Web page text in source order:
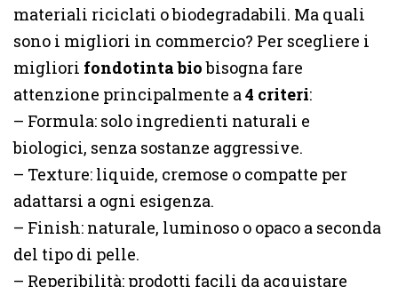
materiali riciclati o biodegradabili. Ma quali
sono i migliori in commercio? Per scegliere i
migliori fondotinta biobisogna fare
attenzione principalmente a4 criteri:
– Formula: solo ingredienti naturali e
biologici, senza sostanze aggressive.
– Texture: liquide, cremose o compatte per
adattarsi a ogni esigenza.
– Finish: naturale, luminoso o opaco a seconda
del tipo di pelle.
– Reperibilità: prodotti facili da acquistare